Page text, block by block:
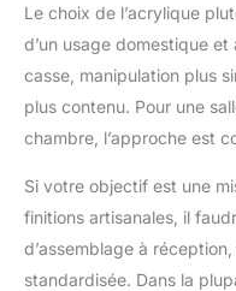
Le choix de l’acrylique
d’un usage domestique
casse, manipulation plus
plus contenu. Pour une
chambre, l’approche est
Si votre objectif est une
finitions artisanales, il
d’assemblage à
standardisée. Dans la